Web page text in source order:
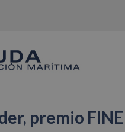
premio